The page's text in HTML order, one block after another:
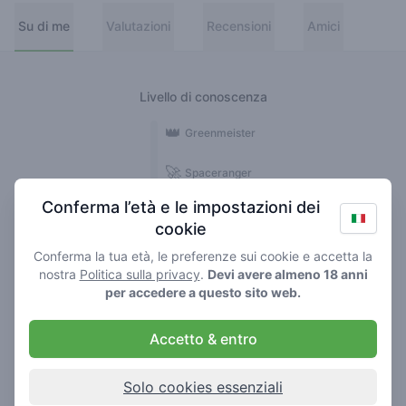
Su di me Valutazioni Recensioni Amici
Livello di conoscenza
🍃 Smoker
🌱 Roller
🥦 Stoner
🚀 Spaceranger
👑 Greenmeister
Conferma l’età e le impostazioni dei
cookie
Conferma la tua età, le preferenze sui cookie e accetta la
nostra Politica sulla privacy. Devi avere almeno 18 anni
per accedere a questo sito web.
Accetto & entro
Solo cookies essenziali